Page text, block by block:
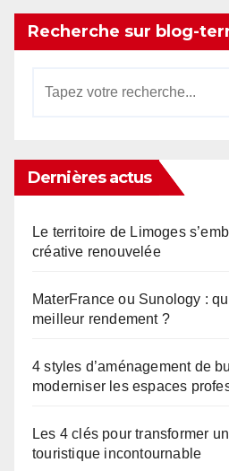
Recherche sur blog-
Dernières actus
Le territoire de Limoges
créative renouvelée
MaterFrance ou Sunology :
meilleur rendement ?
4 styles d’aménagement de
moderniser les espaces
Les 4 clés pour transformer
touristique incontournable